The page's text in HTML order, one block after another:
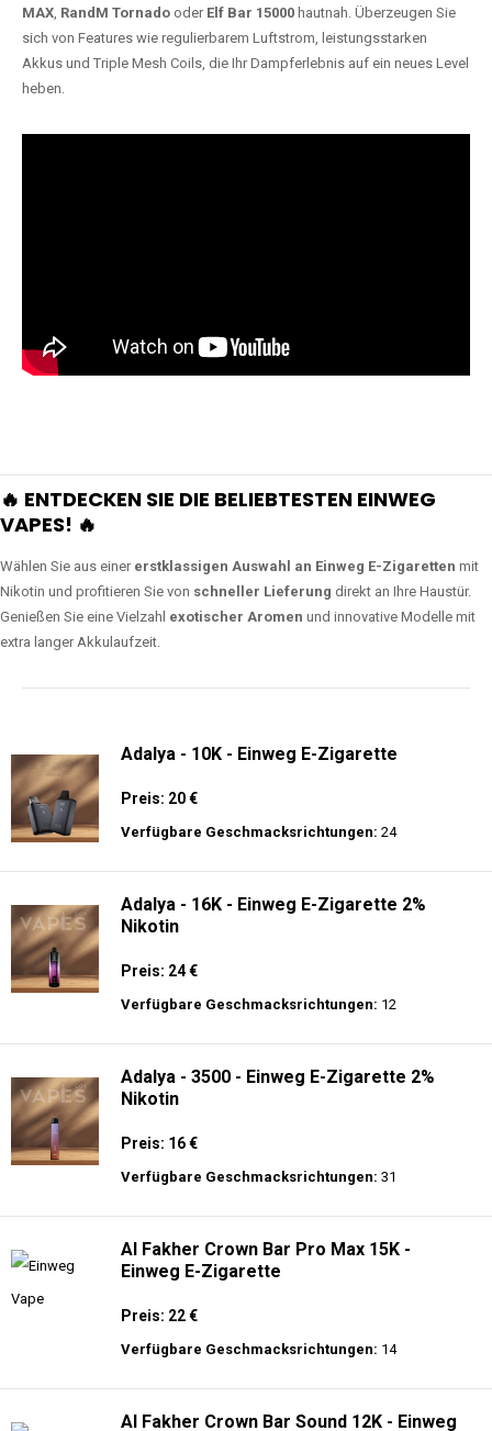
MAX, RandM Tornado oder Elf Bar 15000 hautnah. Überzeugen Sie
sich von Features wie regulierbarem Luftstrom, leistungsstarken
Akkus und Triple Mesh Coils, die Ihr Dampferlebnis auf ein neues Level
heben.
🔥 ENTDECKEN SIE DIE BELIEBTESTEN EINWEG
VAPES! 🔥
Wählen Sie aus einer erstklassigen Auswahl an Einweg E-Zigaretten mit
Nikotin und profitieren Sie von schneller Lieferung direkt an Ihre Haustür.
Genießen Sie eine Vielzahl exotischer Aromen und innovative Modelle mit
extra langer Akkulaufzeit.
Adalya - 10K - Einweg E-Zigarette
Preis: 20 €
Verfügbare Geschmacksrichtungen: 24
Adalya - 16K - Einweg E-Zigarette 2%
Nikotin
Preis: 24 €
Verfügbare Geschmacksrichtungen: 12
Adalya - 3500 - Einweg E-Zigarette 2%
Nikotin
Preis: 16 €
Verfügbare Geschmacksrichtungen: 31
Al Fakher Crown Bar Pro Max 15K -
Einweg E-Zigarette
Preis: 22 €
Verfügbare Geschmacksrichtungen: 14
Al Fakher Crown Bar Sound 12K - Einweg